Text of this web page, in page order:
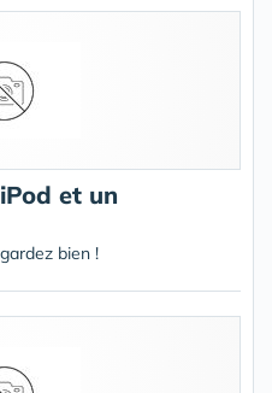
et un
bien !